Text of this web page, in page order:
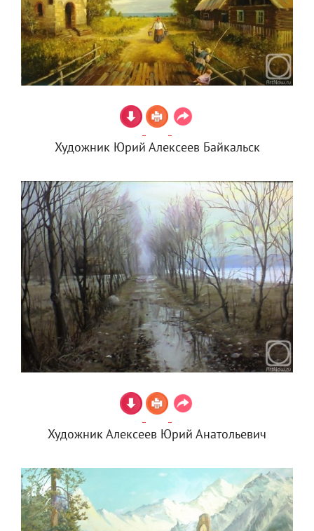
Художник Юрий Алексеев Байкальск
Художник Алексеев Юрий Анатольевич